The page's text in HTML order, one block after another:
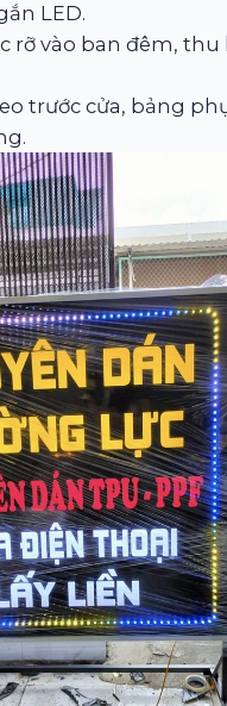
LED.
rỡ vào ban đêm,
trước cửa, bảng